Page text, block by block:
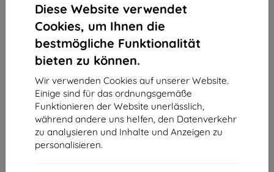
Diese Website verwendet
Cookies, um Ihnen die
bestmögliche Funktionalität
bieten zu können.
Wir verwenden Cookies auf unserer Website.
Einige sind für das ordnungsgemäße
Funktionieren der Website unerlässlich,
während andere uns helfen, den Datenverkehr
zu analysieren und Inhalte und Anzeigen zu
personalisieren.
3MK Silver Protect+ Sony Xperia 1 IV
Nassmontierte antimikrobielle Schutzfolie
Geeignet für: Sony Xperia 1 IV
Produktbeschreibung
15,90 €
7,12 €